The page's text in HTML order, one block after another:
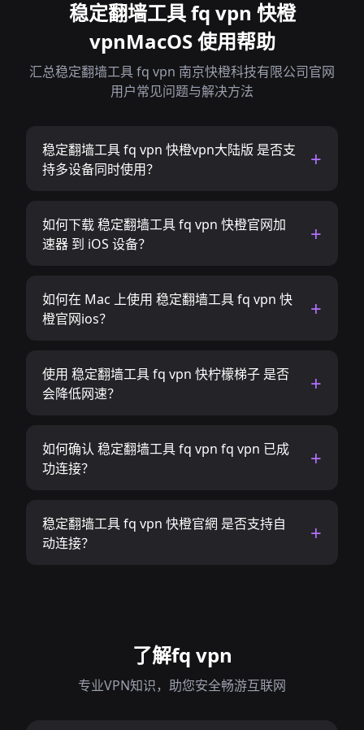
稳定翻墙工具 fq vpn 快橙
vpnMacOS 使用帮助
汇总稳定翻墙工具 fq vpn 南京快橙科技有限公司官网
用户常见问题与解决方法
稳定翻墙工具 fq vpn 快橙vpn大陆版 是否支
持多设备同时使用？
如何下载 稳定翻墙工具 fq vpn 快橙官网加
速器 到 iOS 设备？
如何在 Mac 上使用 稳定翻墙工具 fq vpn 快
橙官网ios？
使用 稳定翻墙工具 fq vpn 快柠檬梯子 是否
会降低网速？
如何确认 稳定翻墙工具 fq vpn fq vpn 已成
功连接？
稳定翻墙工具 fq vpn 快橙官網 是否支持自
动连接？
了解fq vpn
专业VPN知识，助您安全畅游互联网